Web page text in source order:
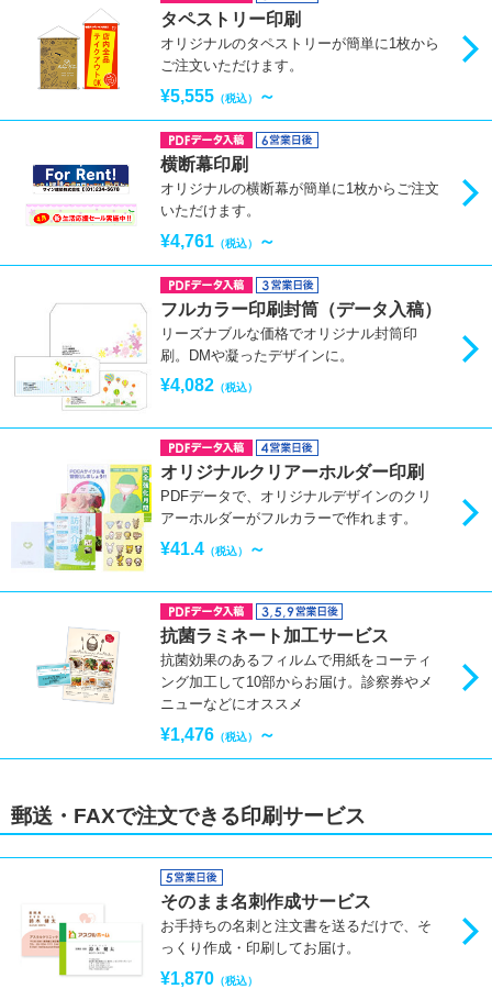
タペストリー印刷
オリジナルのタペストリーが簡単に1枚から
ご注文いただけます。
¥5,555 （税込） ～
横断幕印刷
オリジナルの横断幕が簡単に1枚からご注文
いただけます。
¥4,761 （税込） ～
フルカラー印刷封筒（データ入稿）
リーズナブルな価格でオリジナル封筒印
刷。DMや凝ったデザインに。
¥4,082 （税込）
オリジナルクリアーホルダー印刷
PDFデータで、オリジナルデザインのクリ
アーホルダーがフルカラーで作れます。
¥41.4 （税込） ～
抗菌ラミネート加工サービス
抗菌効果のあるフィルムで用紙をコーティ
ング加工して10部からお届け。診察券やメ
ニューなどにオススメ
¥1,476 （税込） ～
郵送・FAXで注文できる印刷サービス
そのまま名刺作成サービス
お手持ちの名刺と注文書を送るだけで、そ
っくり作成・印刷してお届け。
¥1,870 （税込）